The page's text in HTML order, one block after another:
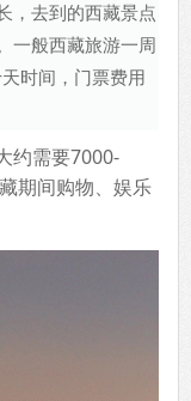
，去到的西藏景点
一般西藏旅游一周
时间，门票费用
约需要7000-
期间购物、娱乐